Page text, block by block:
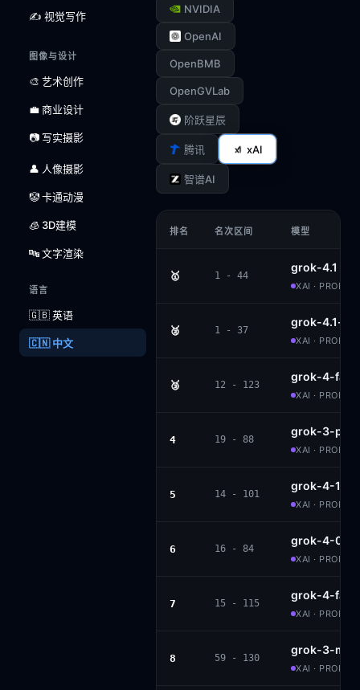
✍️ 视觉写作
图像与设计
🎨 艺术创作
💼 商业设计
📷 写实摄影
👤 人像摄影
🤡 卡通动漫
🧊 3D建模
🔤 文字渲染
语言
🇬🇧 英语
🇨🇳 中文
NVIDIA
OpenAI
OpenBMB
OpenGVLab
阶跃星辰
腾讯 xAI
智谱AI
排名 名次区间 模型
🥇 1 - 44
grok-4.1
XAI ·
🥈 1 - 37
grok-4.1-
XAI ·
🥉 12 - 123
grok-4-
XAI ·
4 19 - 88
grok-3-
XAI ·
5 14 - 101
grok-4-1-
XAI ·
6 16 - 84
grok-4-
XAI ·
7 15 - 115
grok-4-
XAI ·
8 59 - 130
grok-3-
XAI ·